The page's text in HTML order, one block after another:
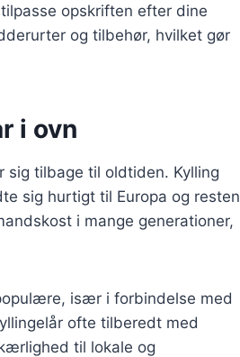
opskriften efter dine
og tilbehør, hvilket gør
i ovn
sig tilbage til oldtiden. Kylling
sig hurtigt til Europa og resten
i mange generationer,
især i forbindelse med
ofte tilberedt med
til lokale og